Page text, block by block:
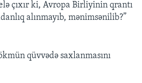
çıxır ki, Avropa Birliyinin qrantı
alınmayıb, mənimsənilib?”
qüvvədə saxlanmasını